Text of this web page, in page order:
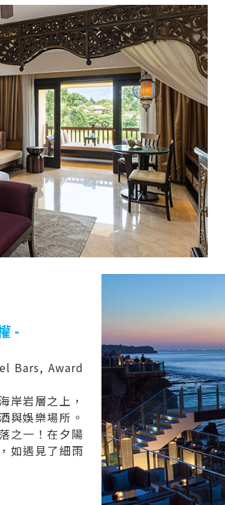
-
Bars, Award
岸岩層之上，
與娛樂場所。
之一！在夕陽
如遇見了細雨